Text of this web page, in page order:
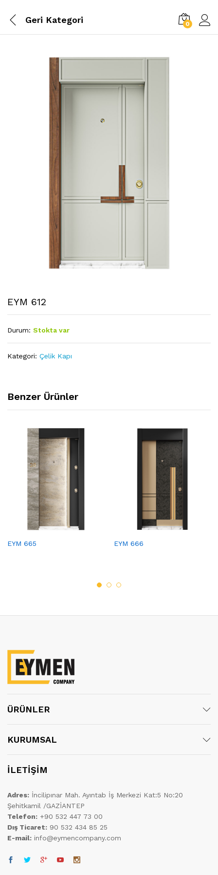
Geri Kategori 0
EYM 612
Durum: Stokta var
Kategori: Çelik Kapı
Benzer Ürünler
EYM 665 EYM 666
ÜRÜNLER
KURUMSAL
İLETİŞİM
Adres: İncilipınar Mah. Ayıntab İş Merkezi Kat:5 No:20
Şehitkamil /GAZİANTEP
Telefon: +90 532 447 73 00
Dış Ticaret: 90 532 434 85 25
E-mail: info@eymencompany.com